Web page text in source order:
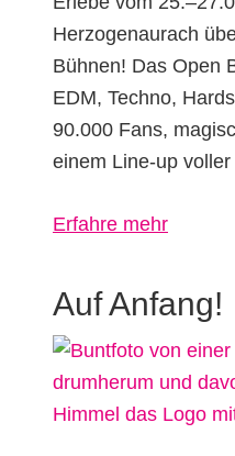
Herzogenaurach
Bühnen! Das Open
EDM, Techno,
90.000 Fans,
einem Line-up
Erfahre mehrüber
BEATZ
Festival
Auf Anfang!